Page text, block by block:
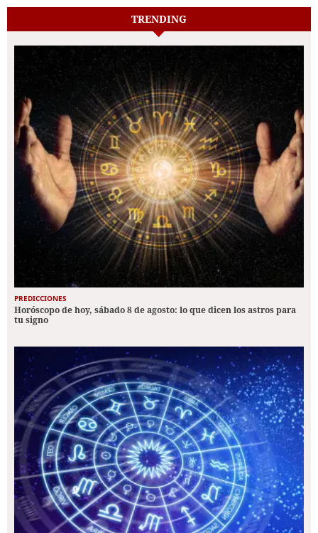
TRENDING
PREDICCIONES
Horóscopo de hoy, sábado 8 de agosto: lo que dicen los astros para
tu signo